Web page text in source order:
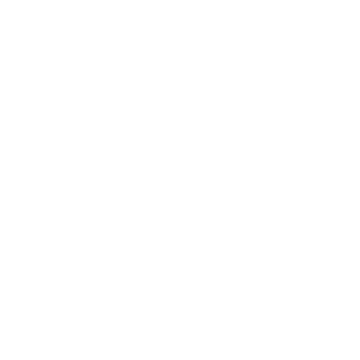
socializovat štěně,
vyrostl sebevědomý
→